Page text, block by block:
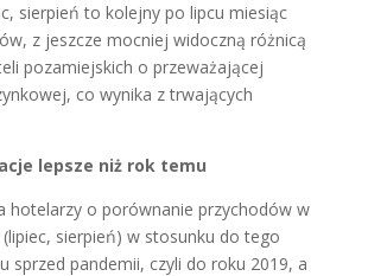
sierpień to kolejny po lipcu miesiąc
z jeszcze mocniej widoczną różnicą
pozamiejskich o przeważającej
co wynika z trwających
lepsze niż rok temu
hotelarzy o porównanie przychodów w
sierpień) w stosunku do tego
sprzed pandemii, czyli do roku 2019, a